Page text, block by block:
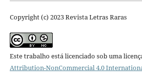
Copyright (c) 2023 Revista Letras Raras
Este trabalho está licenciado sob uma
Attribution-NonCommercial 4.0